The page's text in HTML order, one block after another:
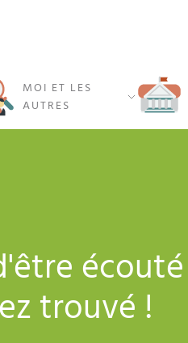
MOI ET LES
AUTRES
écouté
trouvé !